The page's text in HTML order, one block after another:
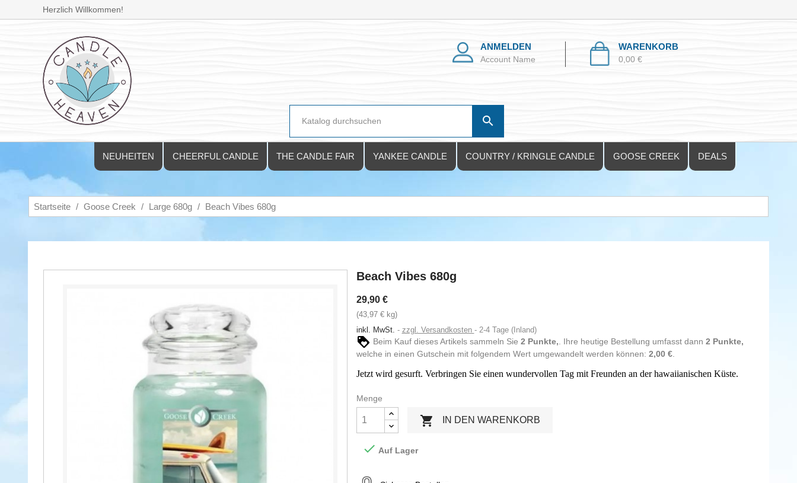
Herzlich Willkommen!

ANMELDEN
Account Name
WARENKORB
0,00 €
NEUHEITEN CHEERFUL CANDLE THE CANDLE FAIR YANKEE CANDLE COUNTRY / KRINGLE CANDLE GOOSE CREEK DEALS
Startseite Goose Creek Large 680g Beach Vibes 680g
Beach Vibes 680g
29,90 €
(43,97 € kg)
inkl. MwSt.
zzgl. Versandkosten 2-4 Tage (Inland)
Beim Kauf dieses Artikels sammeln Sie 2 Punkte, . Ihre heutige Bestellung umfasst dann 2 Punkte,
welche in einen Gutschein mit folgendem Wert umgewandelt werden können: 2,00 €.
Jetzt wird gesurft. Verbringen Sie einen wundervollen Tag mit Freunden an der hawaiianischen Küste.
Menge
 IN DEN WARENKORB
 Auf Lager